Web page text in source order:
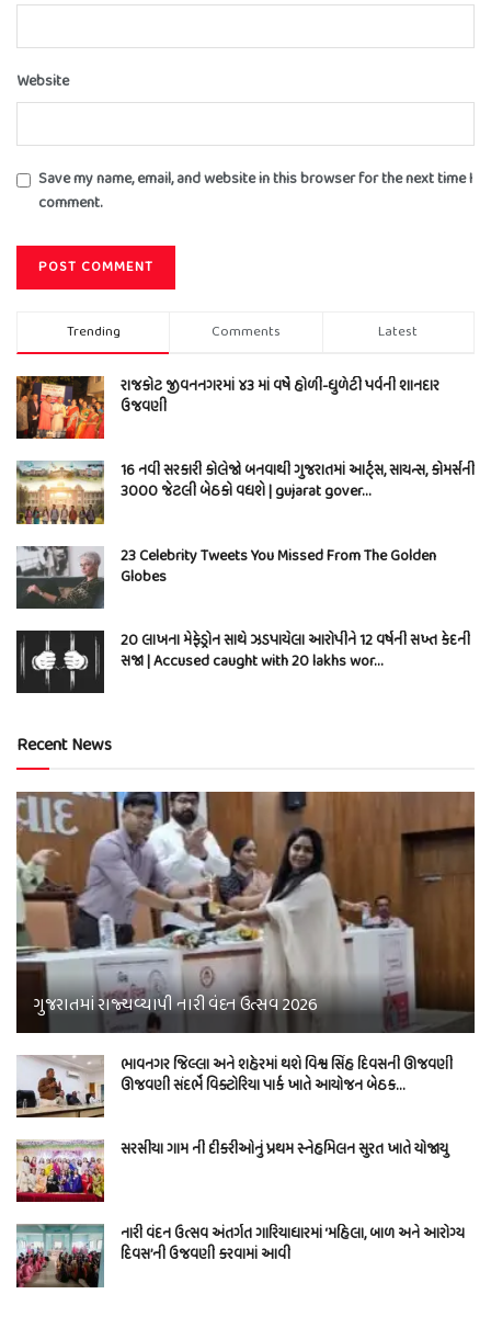
Website
Save my name, email, and website in this browser for the next time I
comment.
Trending Comments Latest
રાજકોટ જીવનનગરમાં ૪૩ માં વર્ષે હોળી-ધુળેટી પર્વની શાનદાર
ઉજવણી
16 નવી સરકારી કોલેજો બનવાથી ગુજરાતમાં આર્ટ્સ, સાયન્સ, કોમર્સની
3000 જેટલી બેઠકો વધશે | gujarat gover…
23 Celebrity Tweets You Missed From The Golden
Globes
20 લાખના મેફેડ્રોન સાથે ઝડપાયેલા આરોપીને 12 વર્ષની સખ્ત કેદની
સજા | Accused caught with 20 lakhs wor…
Recent News
ગુજરાતમાં રાજ્યવ્યાપી નારી વંદન ઉત્સવ 2026
ભાવનગર જિલ્લા અને શહેરમાં થશે વિશ્વ સિંહ દિવસની ઊજવણી
ઊજવણી સંદર્ભે વિક્ટોરિયા પાર્ક ખાતે આયોજન બેઠક…
સરસીયા ગામ ની દીકરીઓનું પ્રથમ સ્નેહમિલન સુરત ખાતે યોજાયુ
નારી વંદન ઉત્સવ અંતર્ગત ગારિયાધારમાં ‘મહિલા, બાળ અને આરોગ્ય
દિવસ’ની ઉજવણી કરવામાં આવી